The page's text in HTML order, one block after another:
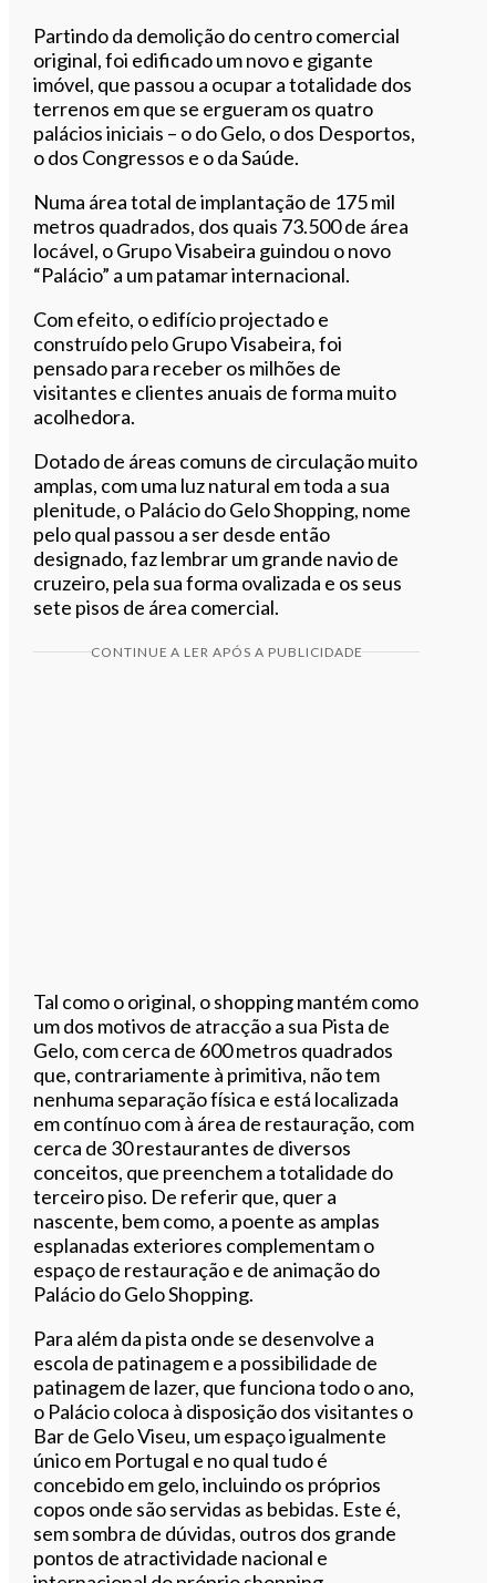
Partindo da demolição do centro comercial
original, foi edificado um novo e gigante
imóvel, que passou a ocupar a totalidade dos
terrenos em que se ergueram os quatro
palácios iniciais – o do Gelo, o dos Desportos,
o dos Congressos e o da Saúde.
Numa área total de implantação de 175 mil
metros quadrados, dos quais 73.500 de área
locável, o Grupo Visabeira guindou o novo
“Palácio” a um patamar internacional.
Com efeito, o edifício projectado e
construído pelo Grupo Visabeira, foi
pensado para receber os milhões de
visitantes e clientes anuais de forma muito
acolhedora.
Dotado de áreas comuns de circulação muito
amplas, com uma luz natural em toda a sua
plenitude, o Palácio do Gelo Shopping, nome
pelo qual passou a ser desde então
designado, faz lembrar um grande navio de
cruzeiro, pela sua forma ovalizada e os seus
sete pisos de área comercial.
CONTINUE A LER APÓS A PUBLICIDADE
Tal como o original, o shopping mantém como
um dos motivos de atracção a sua Pista de
Gelo, com cerca de 600 metros quadrados
que, contrariamente à primitiva, não tem
nenhuma separação física e está localizada
em contínuo com à área de restauração, com
cerca de 30 restaurantes de diversos
conceitos, que preenchem a totalidade do
terceiro piso. De referir que, quer a
nascente, bem como, a poente as amplas
esplanadas exteriores complementam o
espaço de restauração e de animação do
Palácio do Gelo Shopping.
Para além da pista onde se desenvolve a
escola de patinagem e a possibilidade de
patinagem de lazer, que funciona todo o ano,
o Palácio coloca à disposição dos visitantes o
Bar de Gelo Viseu, um espaço igualmente
único em Portugal e no qual tudo é
concebido em gelo, incluindo os próprios
copos onde são servidas as bebidas. Este é,
sem sombra de dúvidas, outros dos grande
pontos de atractividade nacional e